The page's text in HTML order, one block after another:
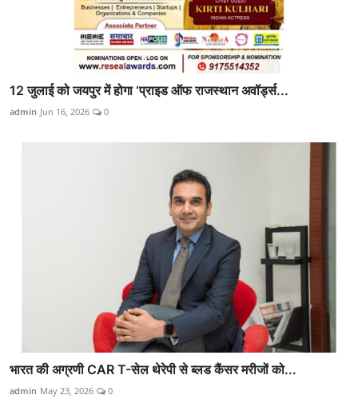
12 जुलाई को जयपुर में होगा ‘प्राइड ऑफ राजस्थान अवॉर्ड्स...
admin Jun 16, 2026 0
भारत की अग्रणी CAR T-सेल थेरेपी से ब्लड कैंसर मरीजों को...
admin May 23, 2026 0